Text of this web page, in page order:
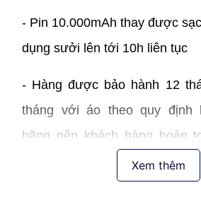
- Pin 10.000mAh thay được
dụng sưởi lên tới 10h liên tục
- Hàng được bảo hành 12
tháng với áo theo quy định
hãng nên khách hàng hoàn
mua sản phẩm của Yamako.
Xem thêm